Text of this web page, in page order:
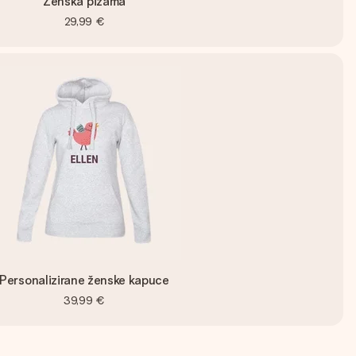
29,99 €
Personalizirane ženske kapuce
39,99 €